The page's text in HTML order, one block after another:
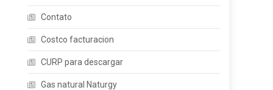
Contato
Costco facturacion
CURP para descargar
Gas natural Naturgy